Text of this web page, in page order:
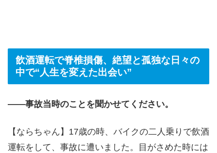
飲酒運転で脊椎損傷、絶望と孤独な日々の
中で“人生を変えた出会い”
――事故当時のことを聞かせてください。
【ならちゃん】17歳の時、バイクの二人乗りで飲酒
運転をして、事故に遭いました。目がさめた時には